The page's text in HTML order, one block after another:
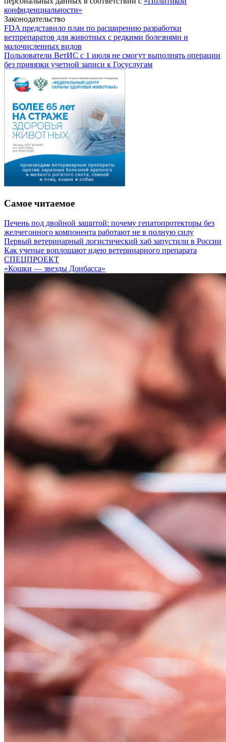
конфиденциальности»
Законодательство
FDA представило план по расширению разработки
ветпрепаратов для животных с редкими болезнями и
малочисленных видов
Пользователи ВетИС с 1 июля не смогут выполнять операции
без привязки учетной записи к Госуслугам
Самое читаемое
Печень под двойной защитой: почему гепатопротекторы без
желчегонного компонента работают не в полную силу
Первый ветеринарный логистический хаб запустили в России
Как ученые воплощают идею ветеринарного препарата
СПЕЦПРОЕКТ
«Кошки — звезды Донбасса»